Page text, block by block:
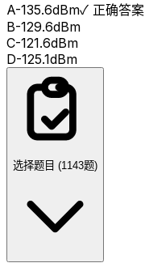
A-135.6dBm✓ 正确答案
B-129.6dBm
C-121.6dBm
D-125.1dBm
选择题目 (1143题)